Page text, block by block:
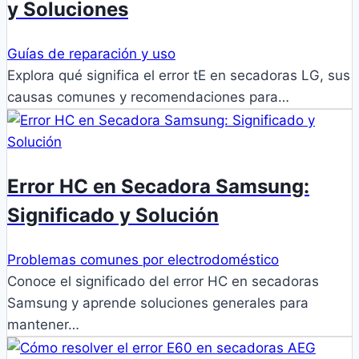
y Soluciones
Guías de reparación y uso
Explora qué significa el error tE en secadoras LG, sus
causas comunes y recomendaciones para…
Error HC en Secadora Samsung:
Significado y Solución
Problemas comunes por electrodoméstico
Conoce el significado del error HC en secadoras
Samsung y aprende soluciones generales para
mantener…